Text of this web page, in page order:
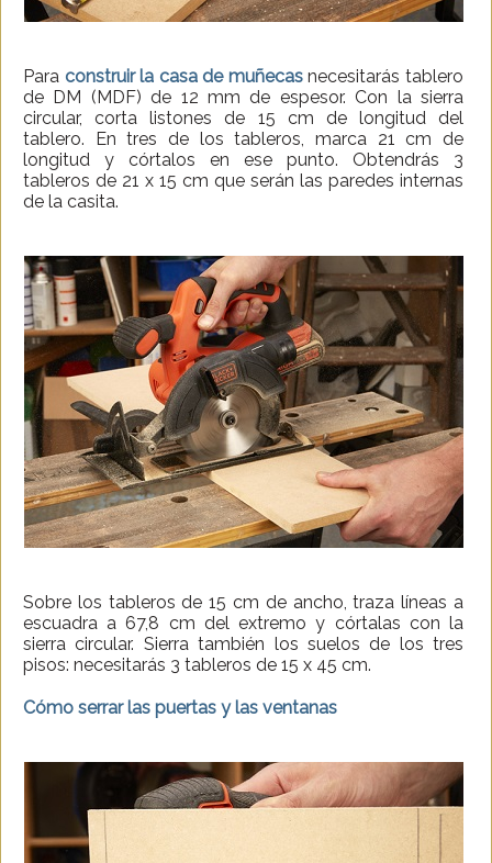
Para construir la casa de muñecasnecesitarás tablero
de DM (MDF) de 12 mm de espesor. Con la sierra
circular, corta listones de 15 cm de longitud del
tablero. En tres de los tableros, marca 21 cm de
longitud y córtalos en ese punto. Obtendrás 3
tableros de 21 x 15 cm que serán las paredes internas
de la casita.
Sobre los tableros de 15 cm de ancho, traza líneas a
escuadra a 67,8 cm del extremo y córtalas con la
sierra circular. Sierra también los suelos de los tres
pisos: necesitarás 3 tableros de 15 x 45 cm.
Cómo serrar las puertas y las ventanas